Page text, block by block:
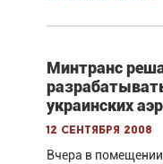
Минтранс
украинских
12 сентября 2008
Вчера в